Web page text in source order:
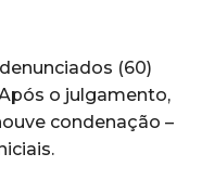
(60)
o julgamento,
condenação –